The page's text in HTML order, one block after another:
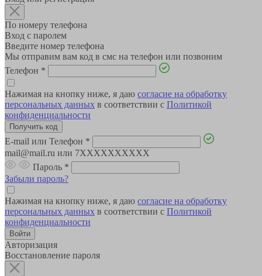
По номеру телефона
Вход с паролем
Введите номер телефона
Мы отправим вам код в смс на телефон или позвоним
Телефон *
Нажимая на кнопку ниже, я даю согласие на обработку
персональных данных в соответствии с Политикой
конфиденциальности
E-mail или Телефон *
mail@mail.ru или 7XXXXXXXXXX
Пароль *
Забыли пароль?
Нажимая на кнопку ниже, я даю согласие на обработку
персональных данных в соответствии с Политикой
конфиденциальности
Авторизация
Восстановление пароля